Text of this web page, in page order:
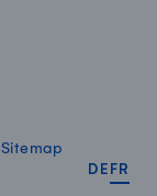
Sitemap
DE FR